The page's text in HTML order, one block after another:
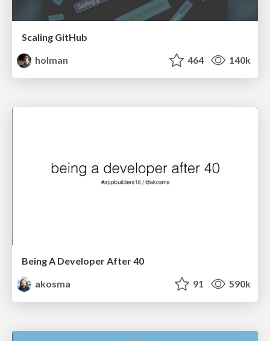
Scaling GitHub
holman
464 140k
Being A Developer After 40
akosma
91 590k